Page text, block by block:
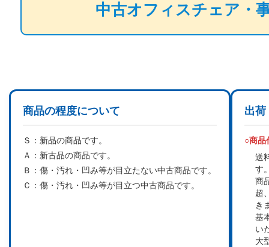
中古オフィスチェア・
商品の程度について
Ｓ： 新品の商品です。
Ａ： 新古品の商品です。
Ｂ： 傷・汚れ・凹み等が目立たない中古商品です。
Ｃ： 傷・汚れ・凹み等が目立つ中古商品です。
出荷
○商品
送
す
商
超
き
基
い
大